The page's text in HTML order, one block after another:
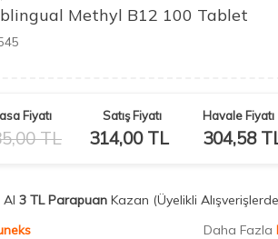
Methyl B12 100 Tablet
Fiyatı
TL
Satış Fiyatı
314,00TL
Havale Fiyatı
304,58
Al 3 TL Parapuan Kazan (Üyelikli
Daha Fazla